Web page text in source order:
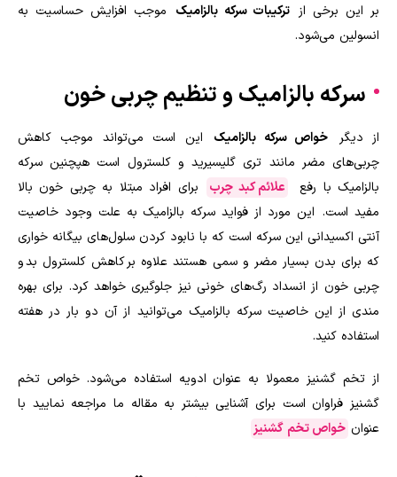
بر این برخی از ترکیبات سرکه بالزامیک موجب افزایش حساسیت به
انسولین می‌شود.
سرکه بالزامیک و تنظیم چربی خون
از دیگر خواص سرکه بالزامیک
این است می‌تواند موجب کاهش
چربی‌های مضر مانند تری گلیسیرید و کلسترول است هپچنین سرکه
بالزامیک با رفع
علائم کبد چرب
برای افراد مبتلا به چربی خون بالا
مفید است. این مورد از فواید سرکه بالزامیک به علت وجود خاصیت
آنتی اکسیدانی این سرکه است که با نابود کردن سلول‌های بیگانه خواری
که برای بدن بسیار مضر و سمی هستند علاوه بر کاهش کلسترول بد و
چربی خون از انسداد رگ‌های خونی نیز جلوگیری خواهد کرد. برای بهره
مندی از این خاصیت سرکه بالزامیک می‌توانید از آن دو بار در هفته
استفاده کنید.
از تخم گشنیز معمولا به عنوان ادویه استفاده می‌شود. خواص تخم
گشنیز فراوان است برای آشنایی بیشتر به مقاله ما مراجعه نمایید با
عنوان خواص تخم گشنیز